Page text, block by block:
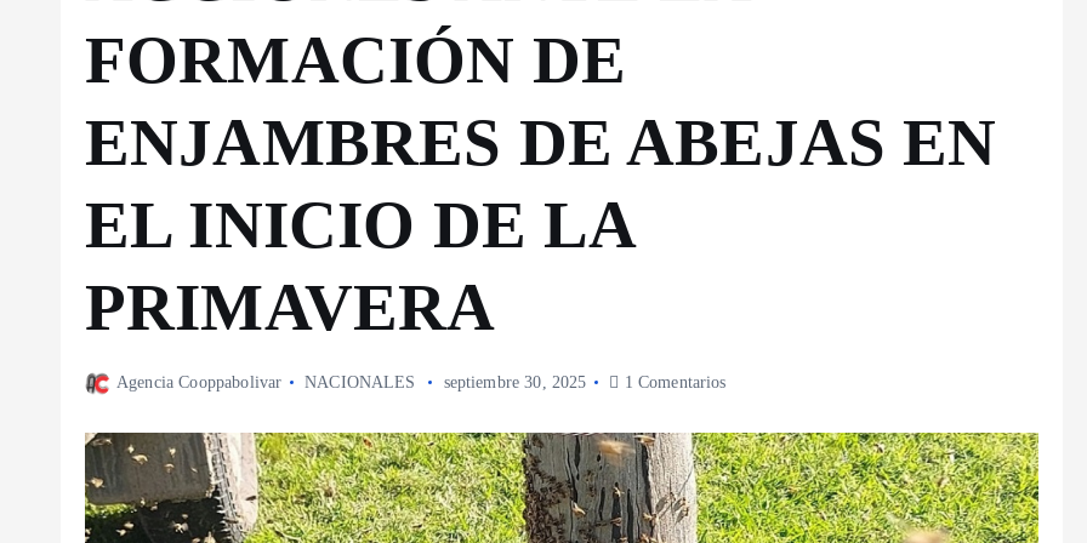
FORMACIÓN DE
ENJAMBRES DE ABEJAS EN
EL INICIO DE LA
PRIMAVERA
Agencia Cooppabolivar NACIONALES septiembre 30, 2025 1 Comentarios